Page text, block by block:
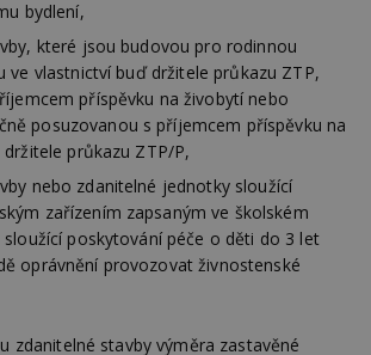
bydlení,
které jsou budovou pro rodinnou
ve vlastnictví buď držitele průkazu ZTP,
příspěvku na živobytí nebo
posuzovanou s příjemcem příspěvku na
průkazu ZTP/P,
nebo zdanitelné jednotky sloužící
zařízením zapsaným ve školském
poskytování péče o děti do 3 let
oprávnění provozovat živnostenské
zdanitelné stavby výměra zastavěné